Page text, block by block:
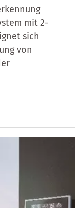
mit 2-
sich
von